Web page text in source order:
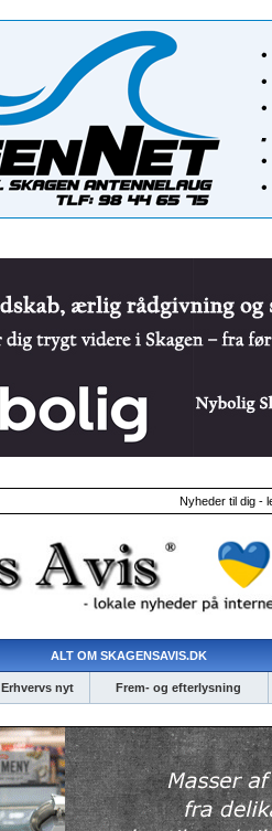
Nyheder til dig -
ALT OM SKAGENSAVIS.DK
Erhvervs nyt Frem- og efterlysning